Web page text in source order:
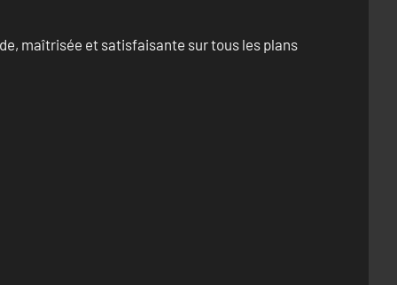
maîtrisée et satisfaisante sur tous les plans